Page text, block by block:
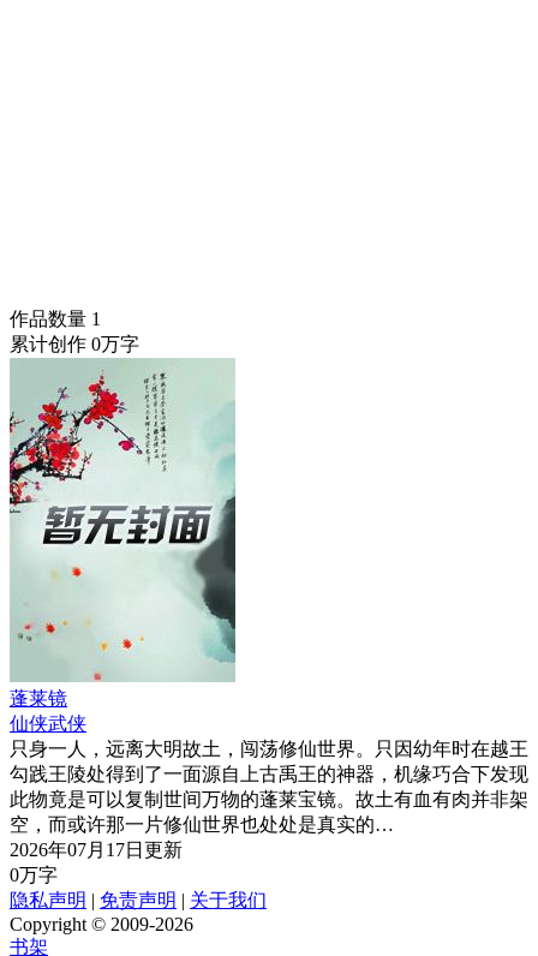
作品数量 1
累计创作 0万字
蓬莱镜
仙侠武侠
只身一人，远离大明故土，闯荡修仙世界。只因幼年时在越王
勾践王陵处得到了一面源自上古禹王的神器，机缘巧合下发现
此物竟是可以复制世间万物的蓬莱宝镜。故土有血有肉并非架
空，而或许那一片修仙世界也处处是真实的…
2026年07月17日更新
0万字
隐私声明 | 免责声明 | 关于我们
Copyright © 2009-2026
书架